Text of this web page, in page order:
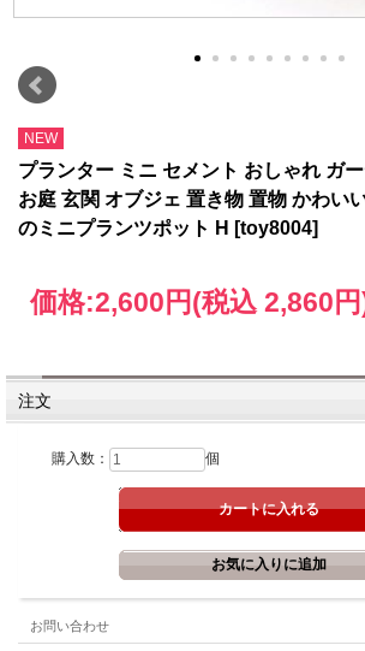
NEW
プランター ミニ セメント おしゃれ ガ
お庭 玄関 オブジェ 置き物 置物 かわい
のミニプランツポット H [toy8004]
価格:2,600円(税込 2,860
注文
購入数： 個
お問い合わせ